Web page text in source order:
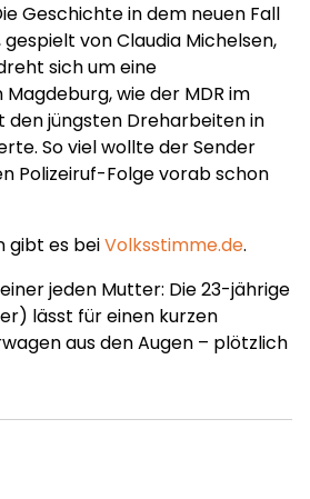
Geschichte in dem neuen Fall
von Claudia Michelsen,
sich um eine
wie der MDR im
den jüngsten Dreharbeiten in
So viel wollte der Sender
Polizeiruf-Folge vorab schon
gibt es beiVolksstimme.de.
jeden Mutter: Die 23-jährige
lässt für einen kurzen
aus den Augen – plötzlich